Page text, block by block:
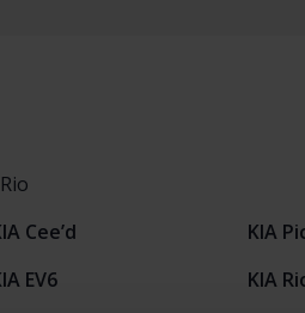
Rio
Cee’d
EV6
KIA
KIA